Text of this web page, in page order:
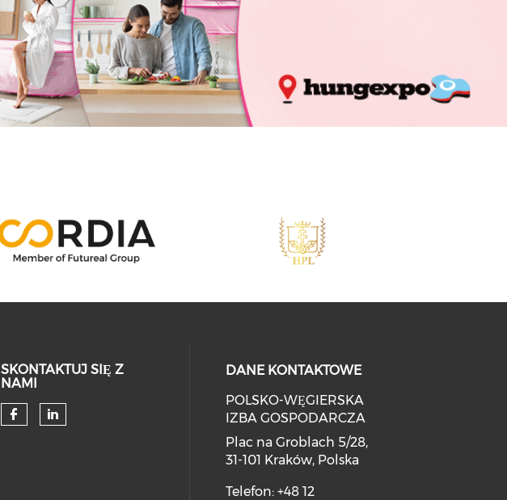
SKONTAKTUJ SIĘ Z
NAMI
DANE KONTAKTOWE
POLSKO-WĘGIERSKA
IZBA GOSPODARCZA
Plac na Groblach 5/28,
31-101 Kraków, Polska
Telefon: +48 12